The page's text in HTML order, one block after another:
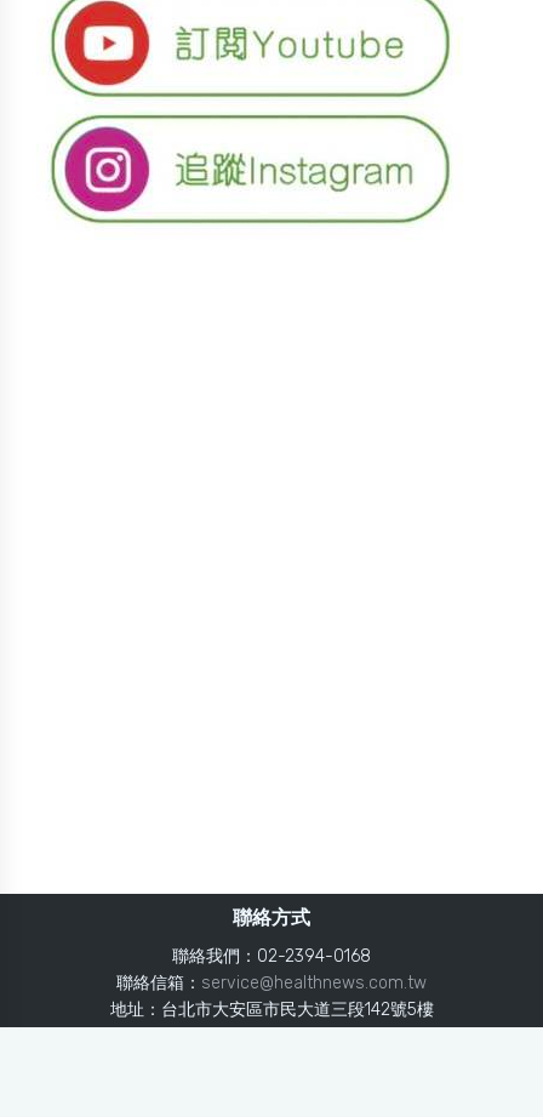
聯絡方式
聯絡我們：02-2394-0168
聯絡信箱： service@healthnews.com.tw
地址：台北市大安區市民大道三段142號5樓